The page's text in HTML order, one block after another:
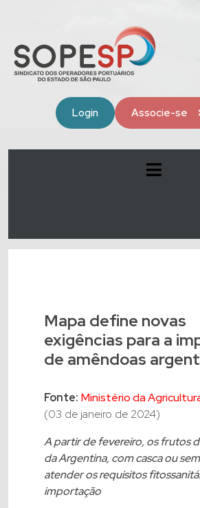
Login Associe-se
Mapa define novas
exigências para a
de amêndoas
Fonte: Ministério da
(03 de janeiro de 2024)
A partir de fevereiro, os frutos
da Argentina, com casca ou
atender os requisitos
importação